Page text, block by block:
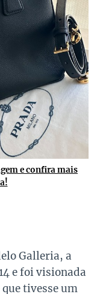
e confira mais
Galleria, a
e foi visionada
tivesse um